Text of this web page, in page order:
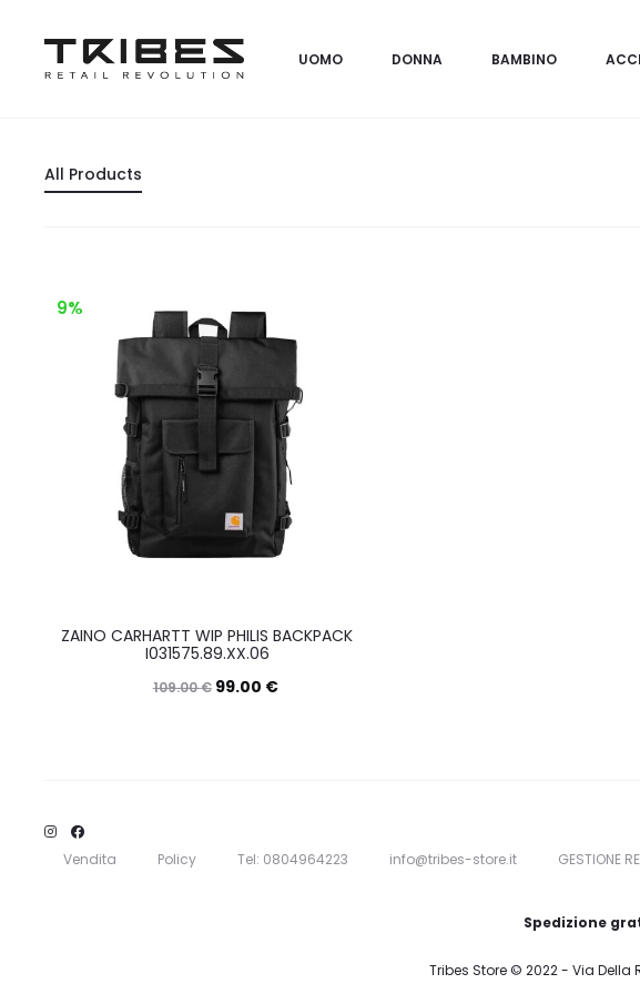
UOMO DONNA BAMBINO
All Products
9%
ZAINO CARHARTT WIP PHILIS BACKPACK
I031575.89.XX.06
109.00€ 99.00 €
varianti.
Vendita Policy Tel: 0804964223 info@tribes-store.it GESTIONE
Spedizione
Tribes Store © 2022 - Via Della